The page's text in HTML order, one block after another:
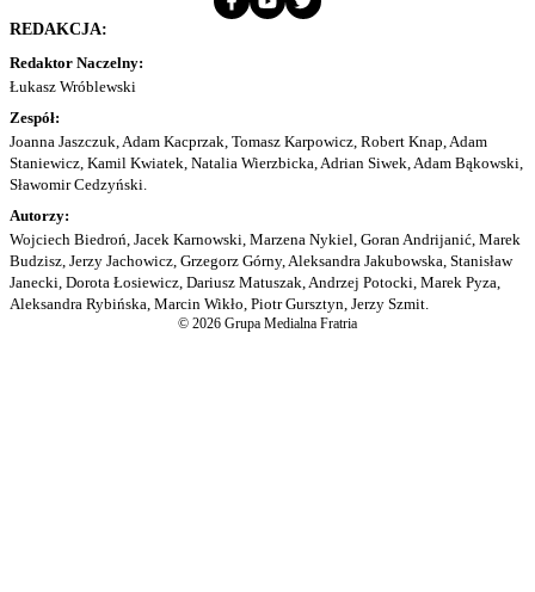
REDAKCJA:
Redaktor Naczelny:
Łukasz Wróblewski
Zespół:
Joanna Jaszczuk, Adam Kacprzak, Tomasz Karpowicz, Robert Knap, Adam
Staniewicz, Kamil Kwiatek, Natalia Wierzbicka, Adrian Siwek, Adam Bąkowski,
Sławomir Cedzyński.
Autorzy:
Wojciech Biedroń, Jacek Karnowski, Marzena Nykiel, Goran Andrijanić, Marek
Budzisz, Jerzy Jachowicz, Grzegorz Górny, Aleksandra Jakubowska, Stanisław
Janecki, Dorota Łosiewicz, Dariusz Matuszak, Andrzej Potocki, Marek Pyza,
Aleksandra Rybińska, Marcin Wikło, Piotr Gursztyn, Jerzy Szmit.
© 2026 Grupa Medialna Fratria